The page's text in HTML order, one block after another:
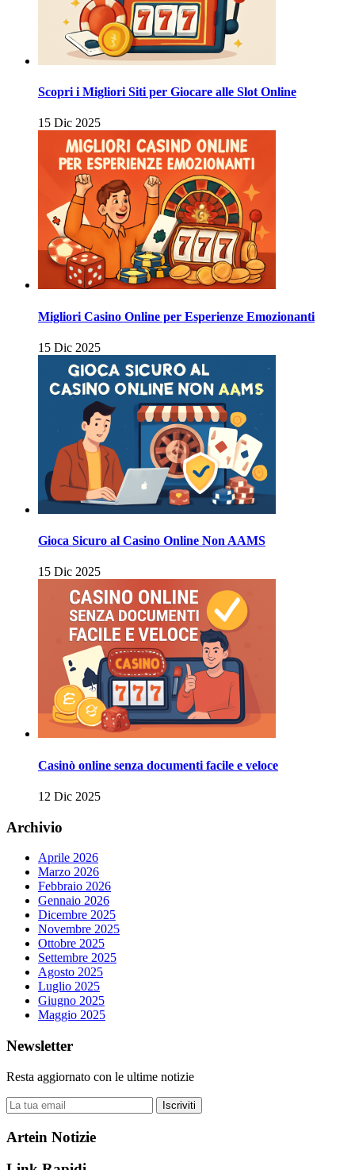
Scopri i Migliori Siti per Giocare alle Slot Online
15 Dic 2025
Migliori Casino Online per Esperienze Emozionanti
15 Dic 2025
Gioca Sicuro al Casino Online Non AAMS
15 Dic 2025
Casinò online senza documenti facile e veloce
12 Dic 2025
Archivio
Aprile 2026
Marzo 2026
Febbraio 2026
Gennaio 2026
Dicembre 2025
Novembre 2025
Ottobre 2025
Settembre 2025
Agosto 2025
Luglio 2025
Giugno 2025
Maggio 2025
Newsletter
Resta aggiornato con le ultime notizie
Iscriviti
Artein Notizie